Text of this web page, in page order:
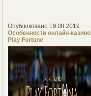
Опубликовано 19.08.2019
Особенности онлайн-казино
Play Fortune